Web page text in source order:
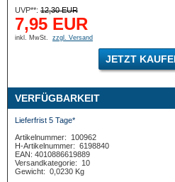
UVP**: 12,30 EUR
7,95 EUR
inkl. MwSt. zzgl. Versand
JETZT
VERFÜGBARKEIT
Lieferfrist 5 Tage*
Artikelnummer:
100962
H-Artikelnummer: 6198840
EAN: 4010886619889
Versandkategorie:
10
Gewicht: 0,0230 Kg